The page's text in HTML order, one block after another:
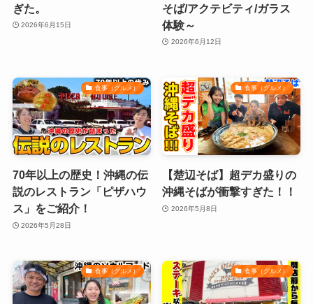
ぎた。
2026年6月15日
そば/アクテビティ/ガラス
体験～
2026年6月12日
食事（グルメ）
70年以上の歴史！沖縄の伝
説のレストラン「ピザハウ
ス」をご紹介！
2026年5月28日
食事（グルメ）
【楚辺そば】超デカ盛りの
沖縄そばが衝撃すぎた！！
2026年5月8日
食事（グルメ） 食事（グルメ）